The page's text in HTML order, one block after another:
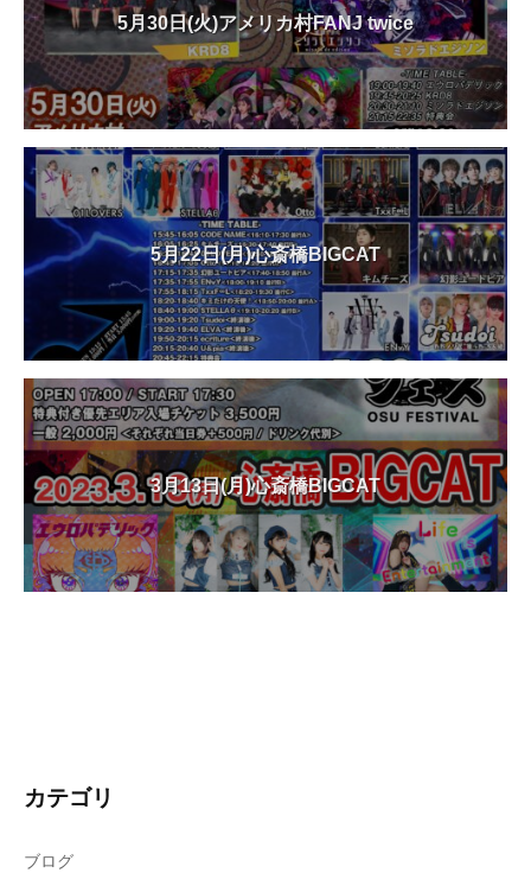
5月30日(火)アメリカ村FANJ twice
5月22日(月)心斎橋BIGCAT
3月13日(月)心斎橋BIGCAT
カテゴリ
ブログ